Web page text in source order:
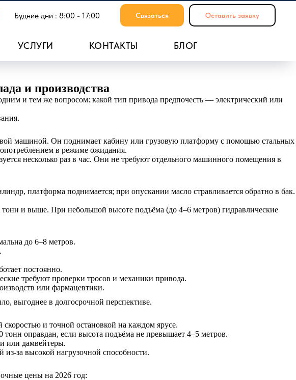
Будние дни : 8:00 - 17:00 Связаться Оставить заявку
УСЛУГИ КОНТАКТЫ БЛОГ
и производства
и тем же вопросом: какой тип привода предпочесть — электрический или
машиной. Он поднимает кабину или грузовую платформу с помощью стальных
в режиме ожидания.
несколько раз в час. Они не требуют отдельного машинного помещения в
платформа поднимается; при опускании масло стравливается обратно в бак.
и выше. При небольшой высоте подъёма (до 4–6 метров) гидравлические
до 6–8 метров.
постоянно.
требуют проверки тросов и механики привода.
или фармацевтики.
выгоднее в долгосрочной перспективе.
и точной остановкой на каждом ярусе.
оправдан, если высота подъёма не превышает 4–5 метров.
или дамвейтеры.
за высокой нагрузочной способности.
цены на 2026 год: